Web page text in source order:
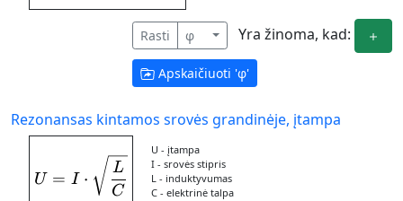
Rasti φ Yra žinoma, kad:
Apskaičiuoti 'φ'
Rezonansas kintamos srovės grandinėje, įtampa
U = I\cdot \sqrt {\frac{L}{C}}
U = I ⋅
C
L
U - įtampa
I - srovės stipris
L - induktyvumas
C - elektrinė talpa